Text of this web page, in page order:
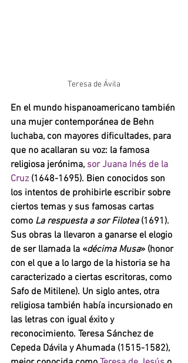
Teresa de Ávila
En el mundo hispanoamericano también
una mujer contemporánea de Behn
luchaba, con mayores dificultades, para
que no acallaran su voz: la famosa
religiosa jerónima, sor Juana Inés de la
Cruz (1648-1695). Bien conocidos son
los intentos de prohibirle escribir sobre
ciertos temas y sus famosas cartas
como La respuesta a sor Filotea (1691).
Sus obras la llevaron a ganarse el elogio
de ser llamada la «décima Musa» (honor
con el que a lo largo de la historia se ha
caracterizado a ciertas escritoras, como
Safo de Mitilene). Un siglo antes, otra
religiosa también había incursionado en
las letras con igual éxito y
reconocimiento. Teresa Sánchez de
Cepeda Dávila y Ahumada (1515-1582),